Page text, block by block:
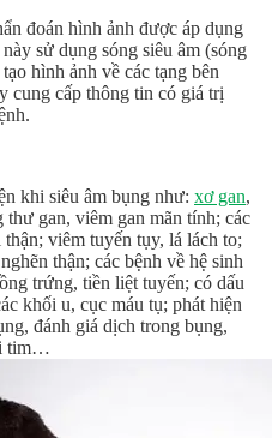
đoán hình ảnh được áp dụng
sử dụng sóng siêu âm (sóng
hình ảnh về các tạng bên
cung cấp thông tin có giá trị
khi siêu âm bụng như: xơ gan,
gan, viêm gan mãn tính; các
viêm tuyến tụy, lá lách to;
thận; các bệnh về hệ sinh
trứng, tiền liệt tuyến; có dấu
khối u, cục máu tụ; phát hiện
đánh giá dịch trong bụng,
tim…